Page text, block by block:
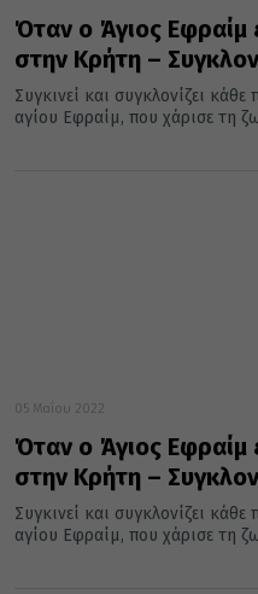
Όταν ο Άγιος Εφραίμ
στην Κρήτη –
Συγκινεί και συγκλονίζει
αγίου Εφραίμ, που χάρισε τη
05 Μαΐου 2022
Όταν ο Άγιος Εφραίμ
στην Κρήτη –
Συγκινεί και συγκλονίζει
αγίου Εφραίμ, που χάρισε τη